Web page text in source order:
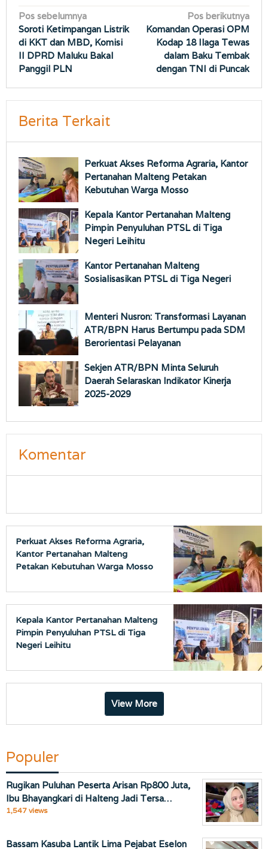
Navigasi
pos
Pos sebelumnya
Soroti Ketimpangan Listrik
di KKT dan MBD, Komisi
II DPRD Maluku Bakal
Panggil PLN
Pos berikutnya
Komandan Operasi OPM
Kodap 18 Ilaga Tewas
dalam Baku Tembak
dengan TNI di Puncak
Berita Terkait
Perkuat Akses Reforma Agraria, Kantor
Pertanahan Malteng Petakan
Kebutuhan Warga Mosso
Kepala Kantor Pertanahan Malteng
Pimpin Penyuluhan PTSL di Tiga
Negeri Leihitu
Kantor Pertanahan Malteng
Sosialisasikan PTSL di Tiga Negeri
Menteri Nusron: Transformasi Layanan
ATR/BPN Harus Bertumpu pada SDM
Berorientasi Pelayanan
Sekjen ATR/BPN Minta Seluruh
Daerah Selaraskan Indikator Kinerja
2025-2029
Komentar
Perkuat Akses Reforma Agraria,
Kantor Pertanahan Malteng
Petakan Kebutuhan Warga Mosso
Kepala Kantor Pertanahan Malteng
Pimpin Penyuluhan PTSL di Tiga
Negeri Leihitu
View More
Populer
Rugikan Puluhan Peserta Arisan Rp800 Juta,
Ibu Bhayangkari di Halteng Jadi Tersa…
1,547 views
Bassam Kasuba Lantik Lima Pejabat Eselon